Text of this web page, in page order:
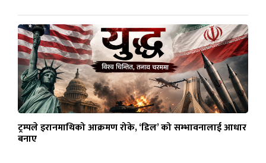
ट्रम्पले इरानमाथिको आक्रमण रोके, ‘डिल’ को सम्भावनालाई आधार
बनाए